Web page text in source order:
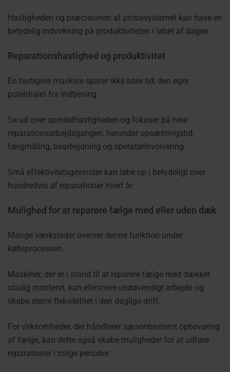
Hastigheden og præcisionen af probesystemet kan have en
betydelig indvirkning på produktiviteten i løbet af dagen.
Reparationshastighed og produktivitet
En hurtigere maskine sparer ikke bare tid, den øger
potentialet for indtjening.
Se ud over spindelhastigheden og fokuser på hele
reparationsarbejdsgangen, herunder opsætningstid,
fælgmåling, bearbejdning og operatørinvolvering.
Små effektivitetsgevinster kan løbe op i betydeligt over
hundredvis af reparationer hvert år.
Mulighed for at reparere fælge med eller uden dæk
Mange værksteder overser denne funktion under
købsprocessen.
Maskiner, der er i stand til at reparere fælge med dækket
stadig monteret, kan eliminere unødvendigt arbejde og
skabe større fleksibilitet i den daglige drift.
For virksomheder, der håndterer sæsonbestemt opbevaring
af fælge, kan dette også skabe muligheder for at udføre
reparationer i rolige perioder.